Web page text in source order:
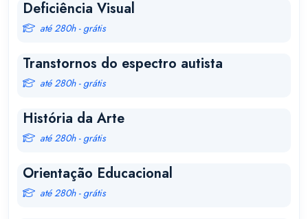
Deficiência Visual
até 280h - grátis
Transtornos do espectro autista
até 280h - grátis
História da Arte
até 280h - grátis
Orientação Educacional
até 280h - grátis